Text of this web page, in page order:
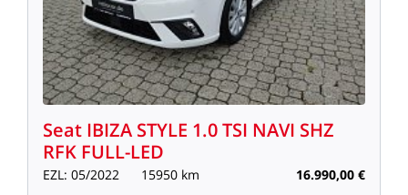
Seat IBIZA STYLE 1.0TSI NAVI SHZ
RFK FULL-LED
EZL: 05/2022 15950 km 16.990,00 €